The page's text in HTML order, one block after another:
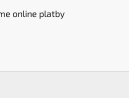
online platby